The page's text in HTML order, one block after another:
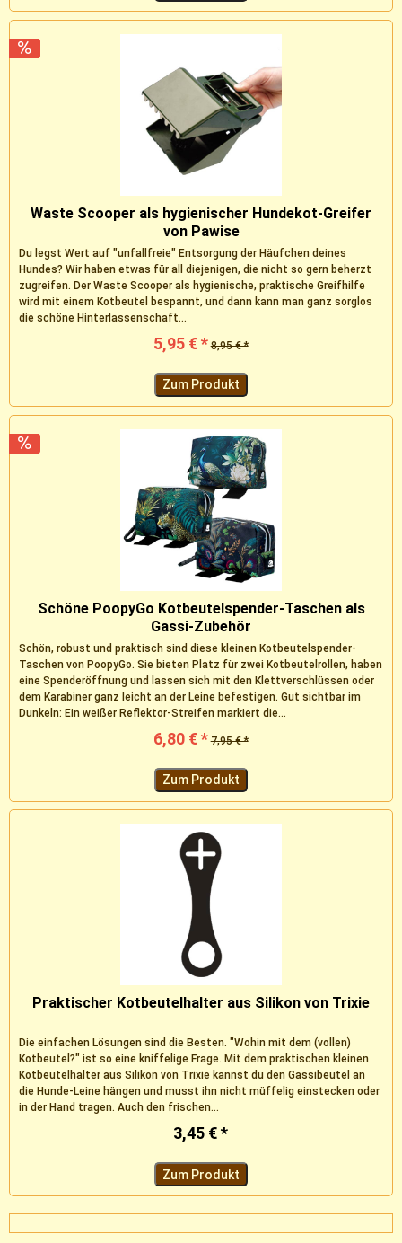
Waste Scooper als hygienischer Hundekot-Greifer
von Pawise
Du legst Wert auf "unfallfreie" Entsorgung der Häufchen deines
Hundes? Wir haben etwas für all diejenigen, die nicht so gern beherzt
zugreifen. Der Waste Scooper als hygienische, praktische Greifhilfe
wird mit einem Kotbeutel bespannt, und dann kann man ganz sorglos
die schöne Hinterlassenschaft...
5,95 € * 8,95 € *
Zum Produkt
Schöne PoopyGo Kotbeutelspender-Taschen als
Gassi-Zubehör
Schön, robust und praktisch sind diese kleinen Kotbeutelspender-
Taschen von PoopyGo. Sie bieten Platz für zwei Kotbeutelrollen, haben
eine Spenderöffnung und lassen sich mit den Klettverschlüssen oder
dem Karabiner ganz leicht an der Leine befestigen. Gut sichtbar im
Dunkeln: Ein weißer Reflektor-Streifen markiert die...
6,80 € * 7,95 € *
Zum Produkt
Praktischer Kotbeutelhalter aus Silikon von Trixie
Die einfachen Lösungen sind die Besten. "Wohin mit dem (vollen)
Kotbeutel?" ist so eine kniffelige Frage. Mit dem praktischen kleinen
Kotbeutelhalter aus Silikon von Trixie kannst du den Gassibeutel an
die Hunde-Leine hängen und musst ihn nicht müffelig einstecken oder
in der Hand tragen. Auch den frischen...
3,45 € *
Zum Produkt